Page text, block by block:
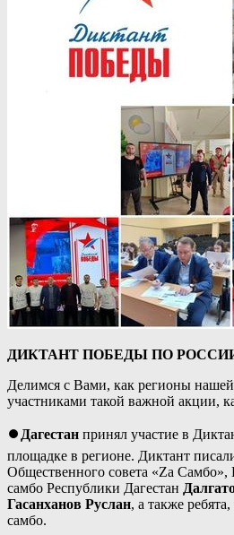
ДИКТАНТ ПОБЕДЫ ПО
Делимся с Вами, как регионы
участниками такой важной акции,
⏺ Дагестан принял участие в
площадке в регионе. Диктант
Общественного совета «Za
самбо Республики Дагестан
Гасанханов Руслан, а также
самбо.